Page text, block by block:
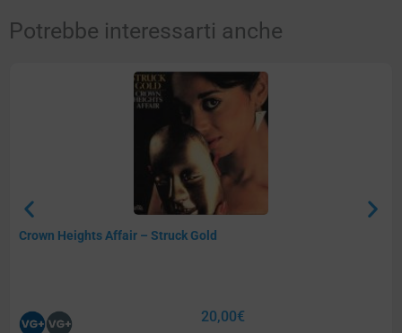
Potrebbe interessarti anche
Crown Heights Affair – Struck Gold
20,00€